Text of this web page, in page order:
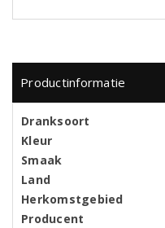
Productinformatie
Dranksoort
Kleur
Smaak
Land
Herkomstgebied
Producent